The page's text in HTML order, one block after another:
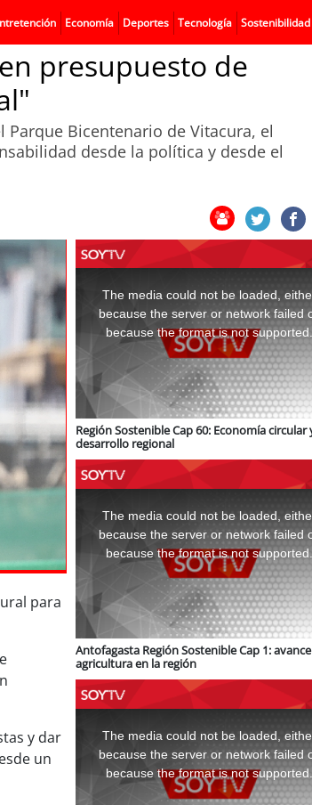
Economía Deportes Tecnología Sostenibilidad
presupuesto de
Bicentenario de Vitacura, el
desde la política y desde el
para
y dar
un
window.
The media could not be loaded,
because the server or network failed
because the format is not supported.
Región Sostenible Cap 60: Economía circular
desarrollo regional
window.
The media could not be loaded,
because the server or network failed
because the format is not supported.
Antofagasta Región Sostenible Cap 1:
agricultura en la región
window.
The media could not be loaded,
because the server or network failed
because the format is not supported.